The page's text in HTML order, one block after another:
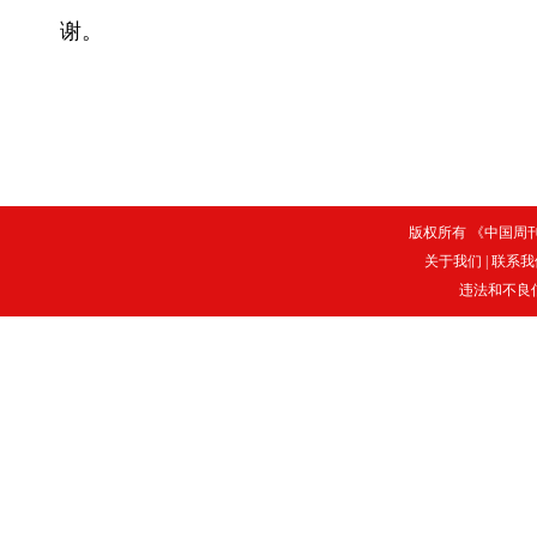
谢。
版权所有 《中国周
关于我们
联系
违法和不良